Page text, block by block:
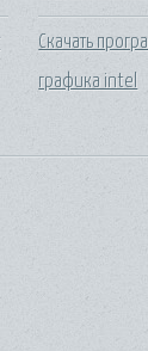
Скачать
графика intel